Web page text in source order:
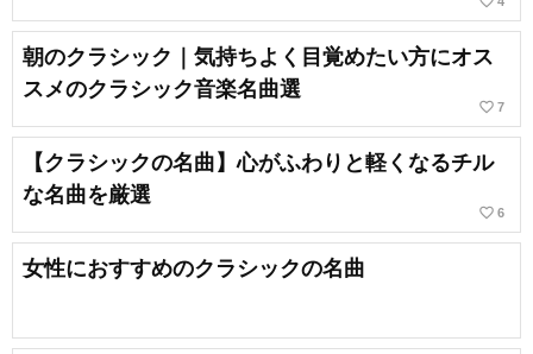
朝のクラシック｜気持ちよく目覚めたい方にオス
スメのクラシック音楽名曲選
favorite_border 7
【クラシックの名曲】心がふわりと軽くなるチル
な名曲を厳選
favorite_border 6
女性におすすめのクラシックの名曲